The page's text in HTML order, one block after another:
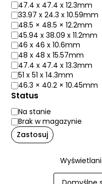
47.4 x 47.4 x 12.3mm
33.97 x 24.3 x 10.59mm
48.5 × 48.5 × 12.2mm
45.94 x 38.09 x 11.2mm
46 x 46 x 10.6mm
48 x 48 x 15.57mm
47.4 x 47.4 x 13.3mm
51 x 51 x 14.3mm
46.3 × 40.2 × 10.45mm
Status
Na stanie
Brak w magazynie
Zastosuj